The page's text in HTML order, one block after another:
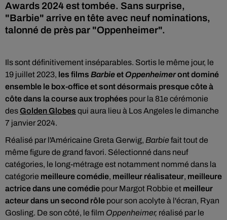
Awards 2024 est tombée. Sans surprise,
"Barbie" arrive en tête avec neuf nominations,
talonné de près par "Oppenheimer".
Ils sont définitivement inséparables. Sortis le même jour, le
19 juillet 2023, les films Barbieet Oppenheimeront dominé
ensemble le box-office et sont désormais presque côte à
côte dans la course aux trophées pour la 81e cérémonie
des Golden Globes qui aura lieu à Los Angeles le dimanche
7 janvier 2024.
Réalisé par l'Américaine Greta Gerwig, Barbiefait tout de
même figure de grand favori. Sélectionné dans neuf
catégories, le long-métrage est notamment nommé dans la
catégorie meilleure comédie, meilleur réalisateur, meilleure
actrice dans une comédie pour Margot Robbie et meilleur
acteur dans un second rôle pour son acolyte à l'écran, Ryan
Gosling. De son côté, le film Oppenheimer, réalisé par le